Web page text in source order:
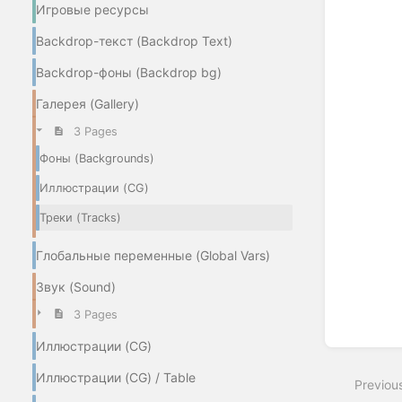
Игровые ресурсы
Backdrop-текст (Backdrop Text)
Backdrop-фоны (Backdrop bg)
Галерея (Gallery)
3 Pages
Фоны (Backgrounds)
Иллюстрации (CG)
Треки (Tracks)
Глобальные переменные (Global Vars)
Звук (Sound)
3 Pages
Иллюстрации (CG)
Иллюстрации (CG) / Table